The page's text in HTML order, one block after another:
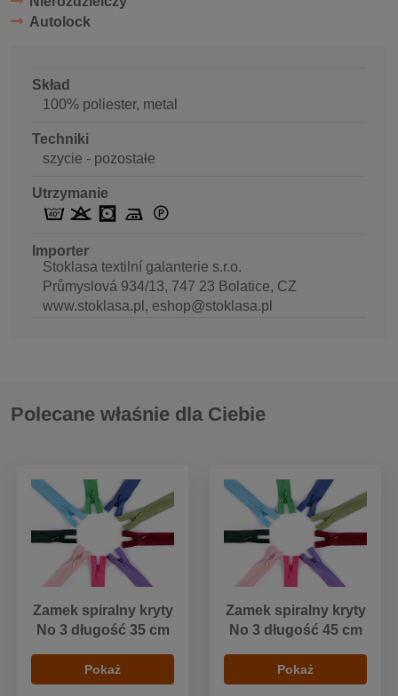
Autolock
Skład
100% poliester, metal
Techniki
szycie - pozostałe
Utrzymanie
Importer
Stoklasa textilní galanterie s.r.o.
Průmyslová 934/13, 747 23 Bolatice, CZ
www.stoklasa.pl, eshop@stoklasa.pl
Polecane właśnie dla Ciebie
Zamek spiralny kryty
No 3 długość 35 cm
Pokaż
Zamek spiralny kryty
No 3 długość 45 cm
Pokaż